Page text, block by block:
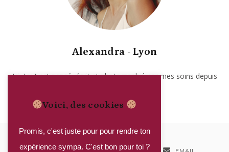
Alexandra - Lyon
Ici, tout est pensé, écrit et photographié par mes soins depuis
Voici, des cookies
Promis, c'est juste pour pour rendre ton
expérience sympa. C'est bon pour toi ?